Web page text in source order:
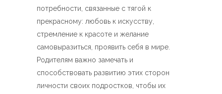
потребности, связанные с тягой к
прекрасному: любовь к искусству,
стремление к красоте и желание
самовыразиться, проявить себя в мире.
Родителям важно замечать и
способствовать развитию этих сторон
личности своих подростков, чтобы их